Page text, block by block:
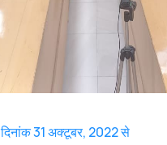
31 अक्टूबर, 2022 से